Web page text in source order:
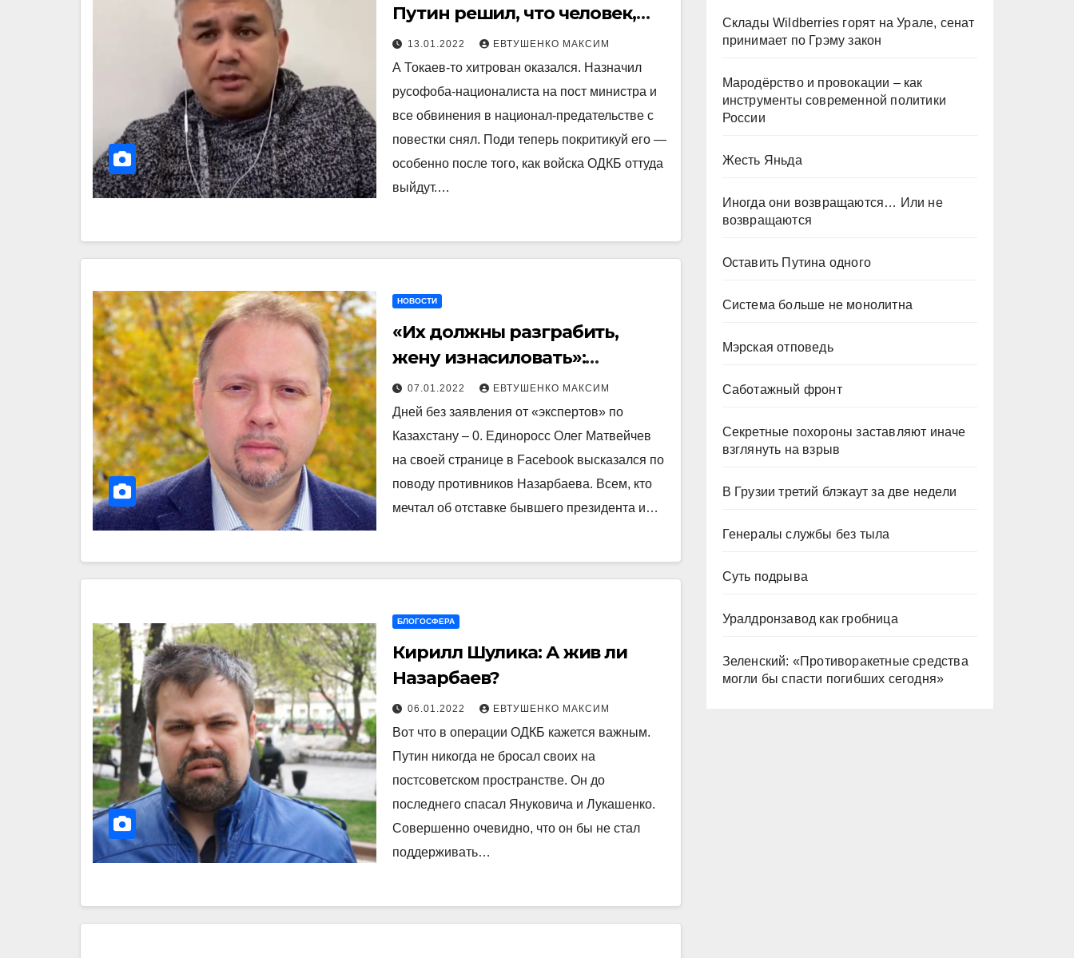
Путин решил, что человек,
только что кинувший своего
благодетеля, — Назарбаева —
не кинет его — Путина?
13.01.2022 ЕВТУШЕНКО МАКСИМ
А Токаев-то хитрован оказался. Назначил
русофоба-националиста на пост министра и
все обвинения в национал-предательстве с
повестки снял. Поди теперь покритикуй его —
особенно после того, как войска ОДКБ оттуда
выйдут.…
НОВОСТИ
«Их должны разграбить,
жену изнасиловать»:
единоросс пожелал
страданий противникам
Назарбаева
07.01.2022 ЕВТУШЕНКО МАКСИМ
Дней без заявления от «экспертов» по
Казахстану – 0. Единоросс Олег Матвейчев
на своей странице в Facebook высказался по
поводу противников Назарбаева. Всем, кто
мечтал об отставке бывшего президента и…
БЛОГОСФЕРА
Кирилл Шулика: А жив ли
Назарбаев?
06.01.2022 ЕВТУШЕНКО МАКСИМ
Вот что в операции ОДКБ кажется важным.
Путин никогда не бросал своих на
постсоветском пространстве. Он до
последнего спасал Януковича и Лукашенко.
Совершенно очевидно, что он бы не стал
поддерживать…
Склады Wildberries горят на Урале, сенат
принимает по Грэму закон
Мародёрство и провокации – как
инструменты современной политики
России
Жесть Яньда
Иногда они возвращаются… Или не
возвращаются
Оставить Путина одного
Система больше не монолитна
Мэрская отповедь
Саботажный фронт
Секретные похороны заставляют иначе
взглянуть на взрыв
В Грузии третий блэкаут за две недели
Генералы службы без тыла
Суть подрыва
Уралдронзавод как гробница
Зеленский: «Противоракетные средства
могли бы спасти погибших сегодня»